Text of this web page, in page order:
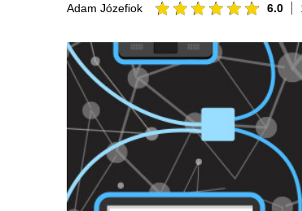
Adam Józefiok
6.0